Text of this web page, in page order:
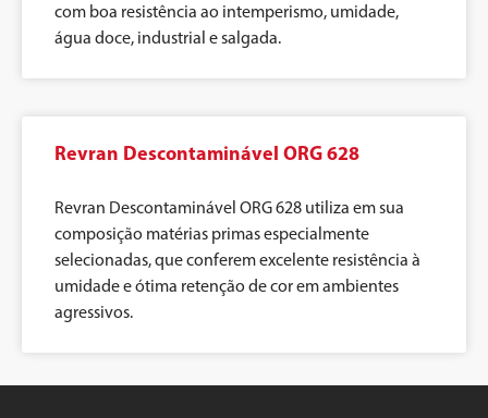
com boa resistência ao intemperismo, umidade,
água doce, industrial e salgada.
Revran Descontaminável ORG 628
Revran Descontaminável ORG 628 utiliza em sua
composição matérias primas especialmente
selecionadas, que conferem excelente resistência à
umidade e ótima retenção de cor em ambientes
agressivos.